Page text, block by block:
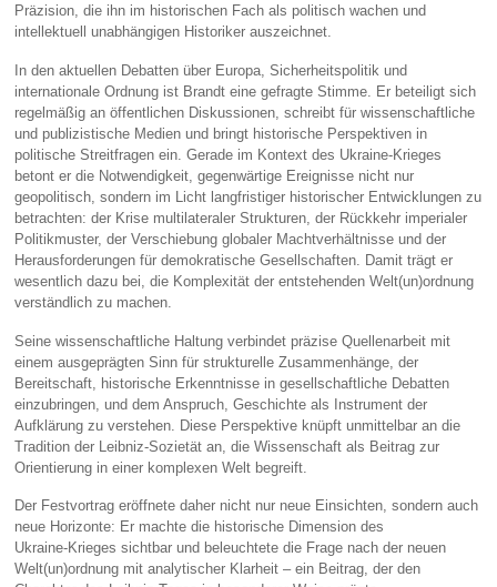
Präzision, die ihn im historischen Fach als politisch wachen und
intellektuell unabhängigen Historiker auszeichnet.
In den aktuellen Debatten über Europa, Sicherheitspolitik und
internationale Ordnung ist Brandt eine gefragte Stimme. Er beteiligt sich
regelmäßig an öffentlichen Diskussionen, schreibt für wissenschaftliche
und publizistische Medien und bringt historische Perspektiven in
politische Streitfragen ein. Gerade im Kontext des Ukraine‑Krieges
betont er die Notwendigkeit, gegenwärtige Ereignisse nicht nur
geopolitisch, sondern im Licht langfristiger historischer Entwicklungen zu
betrachten: der Krise multilateraler Strukturen, der Rückkehr imperialer
Politikmuster, der Verschiebung globaler Machtverhältnisse und der
Herausforderungen für demokratische Gesellschaften. Damit trägt er
wesentlich dazu bei, die Komplexität der entstehenden Welt(un)ordnung
verständlich zu machen.
Seine wissenschaftliche Haltung verbindet präzise Quellenarbeit mit
einem ausgeprägten Sinn für strukturelle Zusammenhänge, der
Bereitschaft, historische Erkenntnisse in gesellschaftliche Debatten
einzubringen, und dem Anspruch, Geschichte als Instrument der
Aufklärung zu verstehen. Diese Perspektive knüpft unmittelbar an die
Tradition der Leibniz‑Sozietät an, die Wissenschaft als Beitrag zur
Orientierung in einer komplexen Welt begreift.
Der Festvortrag eröffnete daher nicht nur neue Einsichten, sondern auch
neue Horizonte: Er machte die historische Dimension des
Ukraine‑Krieges sichtbar und beleuchtete die Frage nach der neuen
Welt(un)ordnung mit analytischer Klarheit – ein Beitrag, der den